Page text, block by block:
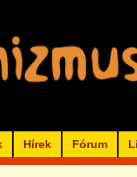
Hírek Fórum